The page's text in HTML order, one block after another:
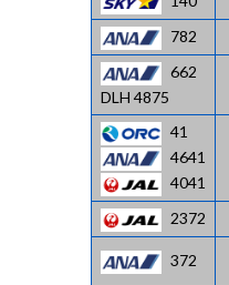
782
662
DLH 4875
41
4641
4041
2372
372